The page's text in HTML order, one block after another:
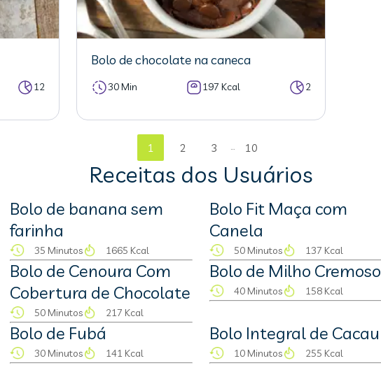
12
Bolo de chocolate na caneca
30 Min 197 Kcal 2
1 2 3 ... 10
Receitas dos Usuários
Bolo de banana sem
farinha
35 Minutos 1665 Kcal
Bolo Fit Maça com
Canela
50 Minutos 137 Kcal
Bolo de Cenoura Com
Cobertura de Chocolate
50 Minutos 217 Kcal
Bolo de Milho Cremoso
40 Minutos 158 Kcal
Bolo de Fubá
30 Minutos 141 Kcal
Bolo Integral de Cacau
10 Minutos 255 Kcal